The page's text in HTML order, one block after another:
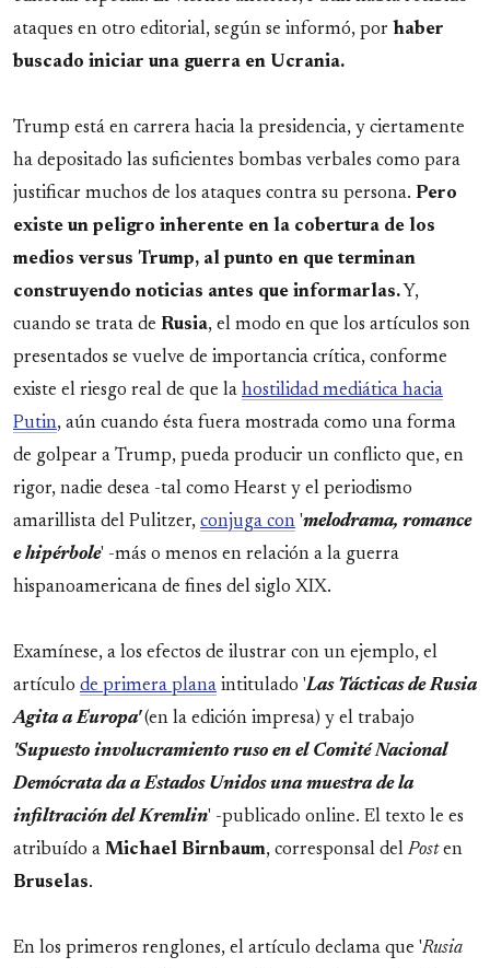
ataques en otro editorial, según se informó, por haber
buscado iniciar una guerra en Ucrania.
Trump está en carrera hacia la presidencia, y ciertamente
ha depositado las suficientes bombas verbales como para
justificar muchos de los ataques contra su persona. Pero
existe un peligro inherente en la cobertura de los
medios versus Trump, al punto en que terminan
construyendo noticias antes que informarlas. Y,
cuando se trata de Rusia, el modo en que los artículos son
presentados se vuelve de importancia crítica, conforme
existe el riesgo real de que la hostilidad mediática hacia
Putin, aún cuando ésta fuera mostrada como una forma
de golpear a Trump, pueda producir un conflicto que, en
rigor, nadie desea -tal como Hearst y el periodismo
amarillista del Pulitzer, conjuga con 'melodrama, romance
e hipérbole' -más o menos en relación a la guerra
hispanoamericana de fines del siglo XIX.
Examínese, a los efectos de ilustrar con un ejemplo, el
artículo de primera plana intitulado 'Las Tácticas de Rusia
Agita a Europa'(en la edición impresa) y el trabajo
'Supuesto involucramiento ruso en el Comité Nacional
Demócrata da a Estados Unidos una muestra de la
infiltración del Kremlin' -publicado online. El texto le es
atribuído a Michael Birnbaum, corresponsal del Posten
Bruselas.
En los primeros renglones, el artículo declama que 'Rusia